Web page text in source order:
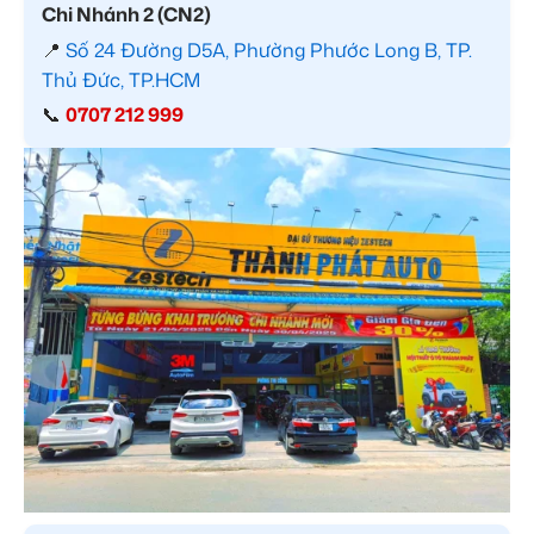
Chi Nhánh 2 (CN2)
📍 Số 24 Đường D5A, Phường Phước Long B, TP.
Thủ Đức, TP.HCM
📞 0707 212 999